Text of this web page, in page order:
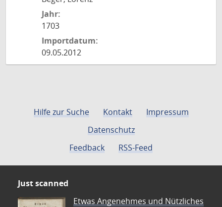
Jahr:
1703
Importdatum:
09.05.2012
Hilfe zur Suche Kontakt
Impressum
Datenschutz
Feedback
RSS-Feed
Just scanned
Etwas Angenehmes und Nützliches